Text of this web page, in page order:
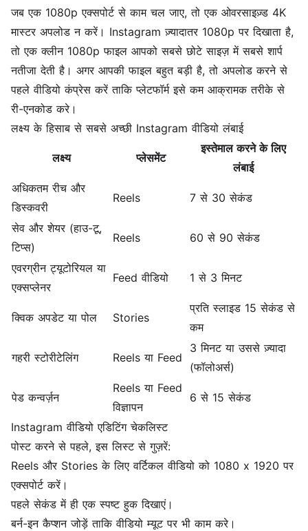
जब एक 1080p एक्सपोर्ट से काम चल जाए, तो एक ओवरसाइज़्ड 4K
मास्टर अपलोड न करें। Instagram ज़्यादातर 1080p पर दिखाता है,
तो एक क्लीन 1080p फाइल आपको सबसे छोटे साइज़ में सबसे शार्प
नतीजा देती है। अगर आपकी फाइल बहुत बड़ी है, तो अपलोड करने से
पहलेवीडियो कंप्रेस करें ताकि प्लेटफॉर्म इसे कम आक्रामक तरीके से
री-एनकोड करे।
लक्ष्य के हिसाब से सबसे अच्छी Instagram वीडियो लंबाई
लक्ष्य प्लेसमेंट
इस्तेमाल करने के लिए
लंबाई
अधिकतम रीच और
डिस्कवरी
Reels 7 से 30 सेकंड
सेव और शेयर (हाउ-टू,
टिप्स)
Reels 60 से 90 सेकंड
एवरग्रीन ट्यूटोरियल या
एक्सप्लेनर
Feed वीडियो 1 से 3 मिनट
क्विक अपडेट या पोल Stories
प्रति स्लाइड 15 सेकंड से
कम
गहरी स्टोरीटेलिंग Reels या Feed
3 मिनट या उससे ज़्यादा
(फॉलोअर्स)
पेड कन्वर्ज़न
Reels या Feed
विज्ञापन
6 से 15 सेकंड
Instagram वीडियो एडिटिंग चेकलिस्ट
पोस्ट करने से पहले, इस लिस्ट से गुज़रें:
Reels और Stories के लिए वर्टिकल वीडियो को 1080 x 1920 पर
एक्सपोर्ट करें।
पहले सेकंड में ही एक स्पष्ट हुक दिखाएं।
बर्न-इनकैप्शनजोड़ें ताकि वीडियो म्यूट पर भी काम करे।